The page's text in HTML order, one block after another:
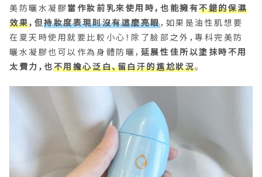
美防曬水凝膠當作妝前乳來使用時，也能擁有不錯的保濕
效果，但持妝度表現則沒有這麼亮眼，如果是油性肌想要
在夏天時使用就要比較小心！除了臉部之外，專科完美防
曬水凝膠也可以作為身體防曬， 延展性佳所以塗抹時不用
太費力，也不用擔心泛白、留白汗的尷尬狀況。